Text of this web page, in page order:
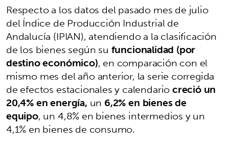
Respecto a los datos del pasado mes de julio
del Índice de Producción Industrial de
Andalucía (IPIAN), atendiendo a la clasificación
de los bienes según su funcionalidad (por
destino económico), en comparación con el
mismo mes del año anterior, la serie corregida
de efectos estacionales y calendariocreció un
20,4% en energía, un 6,2% en bienes de
equipo, un 4,8% en bienes intermedios y un
4,1% en bienes de consumo.